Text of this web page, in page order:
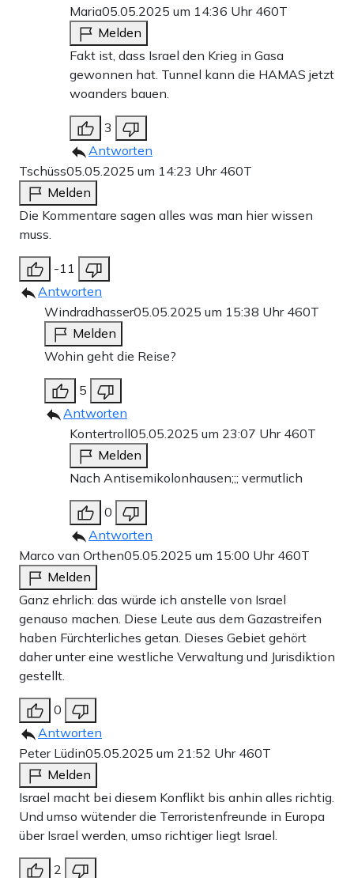
Maria05.05.2025 um 14:36 Uhr 460T
Melden
Fakt ist, dass Israel den Krieg in Gasa
gewonnen hat. Tunnel kann die HAMAS jetzt
woanders bauen.
3
Antworten
Tschüss05.05.2025 um 14:23 Uhr 460T
Melden
Die Kommentare sagen alles was man hier wissen
muss.
-11
Antworten
Windradhasser05.05.2025 um 15:38 Uhr 460T
Melden
Wohin geht die Reise?
5
Antworten
Kontertroll05.05.2025 um 23:07 Uhr 460T
Melden
Nach Antisemikolonhausen;;; vermutlich
0
Antworten
Marco van Orthen05.05.2025 um 15:00 Uhr 460T
Melden
Ganz ehrlich: das würde ich anstelle von Israel
genauso machen. Diese Leute aus dem Gazastreifen
haben Fürchterliches getan. Dieses Gebiet gehört
daher unter eine westliche Verwaltung und Jurisdiktion
gestellt.
0
Antworten
Peter Lüdin05.05.2025 um 21:52 Uhr 460T
Melden
Israel macht bei diesem Konflikt bis anhin alles richtig.
Und umso wütender die Terroristenfreunde in Europa
über Israel werden, umso richtiger liegt Israel.
2